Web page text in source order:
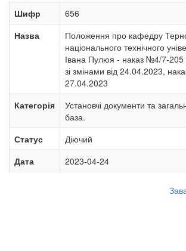
Шифр
656
Назва
Положення про кафедру
національного технічного
Івана Пулюя - наказ №4/7-205
зі змінами від 24.04.2023,
27.04.2023
Категорія
Установчі документи та
база.
Статус
Діючий
Дата
2023-04-24